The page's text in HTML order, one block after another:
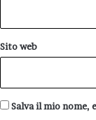
Sito web
Salva il mio nome,